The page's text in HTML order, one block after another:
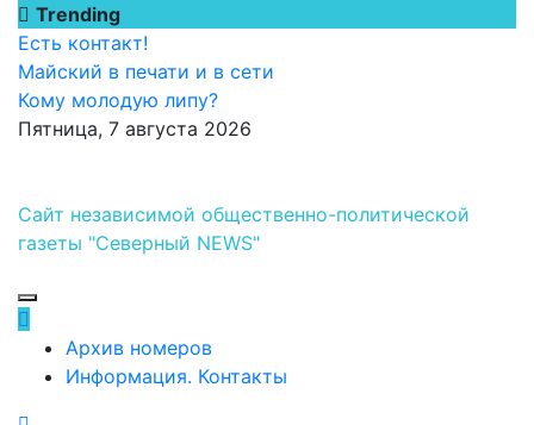
Перейти
содержимому
Trending
Есть контакт!
Майский в печати и в сети
Кому молодую липу?
Пятница, 7 августа 2026
Сайт независимой общественно-политической
газеты "Северный NEWS"
Архив номеров
Информация. Контакты